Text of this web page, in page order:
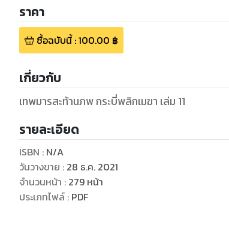
ราคา
ซื้อฉบับนี้:100.00 ฿
เกี่ยวกับ
เทพมารสะท้านภพ กระบี่พลิกเมฆา เล่ม 11
รายละเอียด
ISBN : N/A
วันวางขาย : 28 ธ.ค. 2021
จำนวนหน้า : 279 หน้า
ประเภทไฟล์: PDF